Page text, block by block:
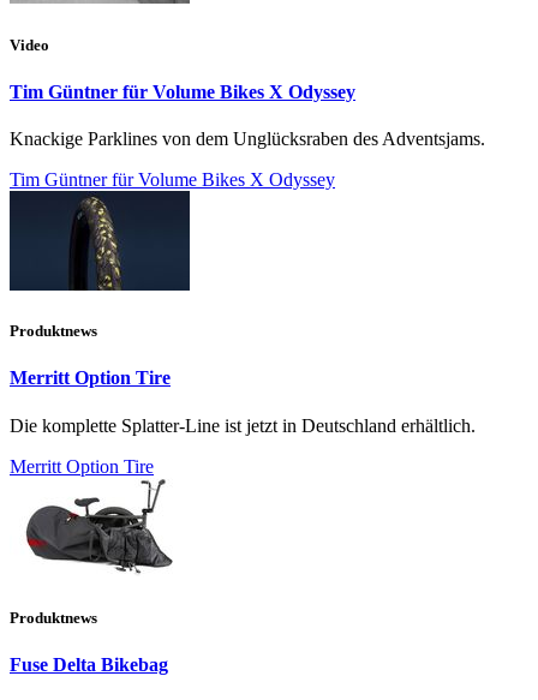
Video
Tim Güntner für Volume Bikes X Odyssey
Knackige Parklines von dem Unglücksraben des Adventsjams.
Tim Güntner für Volume Bikes X Odyssey
Produktnews
Merritt Option Tire
Die komplette Splatter-Line ist jetzt in Deutschland erhältlich.
Merritt Option Tire
Produktnews
Fuse Delta Bikebag